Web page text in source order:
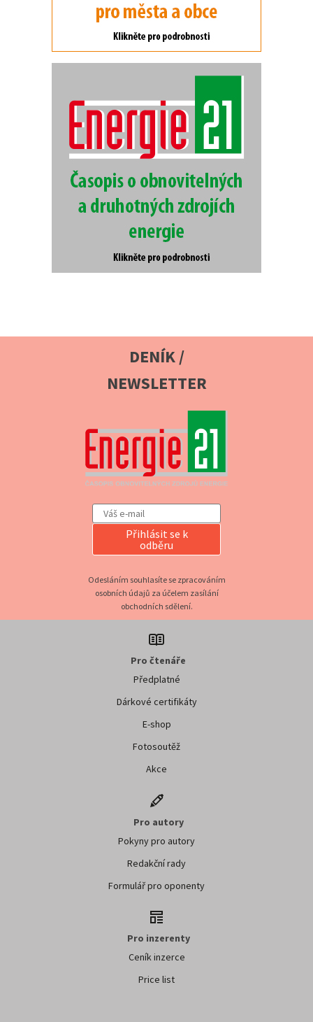
DENÍK /
NEWSLETTER
Přihlásit se k
odběru
Odesláním souhlasíte se zpracováním
osobních údajů za účelem zasílání
obchodních sdělení.
Pro čtenáře
Předplatné
Dárkové certifikáty
E-shop
Fotosoutěž
Akce
Pro autory
Pokyny pro autory
Redakční rady
Formulář pro oponenty
Pro inzerenty
Ceník inzerce
Price list